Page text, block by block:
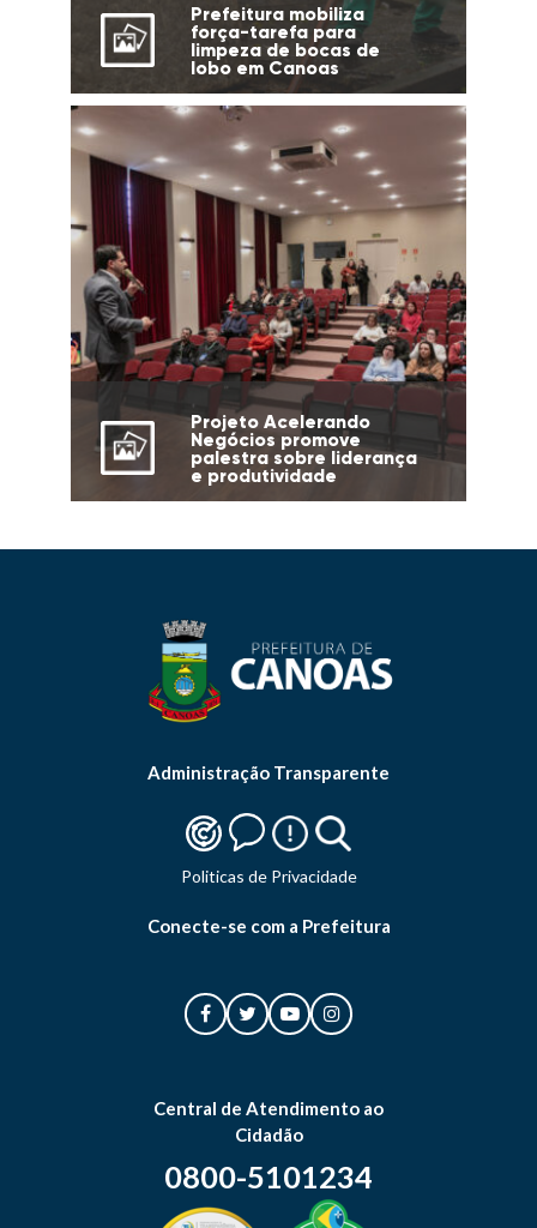
Prefeitura mobiliza
força-tarefa para
limpeza de bocas de
lobo em Canoas
Projeto Acelerando
Negócios promove
palestra sobre liderança
e produtividade
Administração Transparente
Politicas de Privacidade
Conecte-se com a Prefeitura
Central de Atendimento ao
Cidadão
0800-5101234